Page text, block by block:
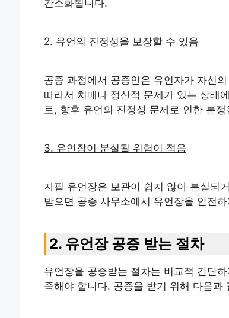
간소화됩니다.
2. 유언의 진정성을 보장할 수 있음
공증 과정에서 공증인은 유언자가 자신
따라서 치매나 정신적 문제가 있는 상태
로, 향후 유언의 진정성 문제로 인한 분
3. 유언장이 분실될 위험이 적음
자필 유언장은 보관이 쉽지 않아 분실되
받으면 공증 사무소에서 유언장을 안전
2. 유언장 공증 받는 절차
유언장을 공증받는 절차는 비교적 간단
족해야 합니다. 공증을 받기 위해 다음과